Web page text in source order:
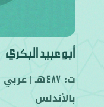
أبو عبيد البكري
ت: 487هـ |عربي
بالأندلس